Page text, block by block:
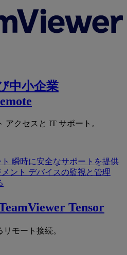
中小企業
アクセスと IT サポート。
瞬時に安全なサポートを提供
ント デバイスの監視と管理
Tensor
モート接続。